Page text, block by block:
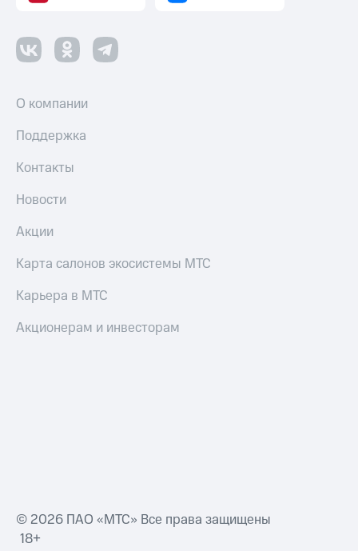
О компании
Поддержка
Контакты
Новости
Акции
Карта салонов экосистемы МТС
Карьера в МТС
Акционерам и инвесторам
© 2026 ПАО «МТС» Все права защищены
18+